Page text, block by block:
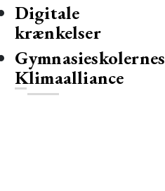
Digitale
krænkelser
Gymnasieskolernes
Klimaalliance